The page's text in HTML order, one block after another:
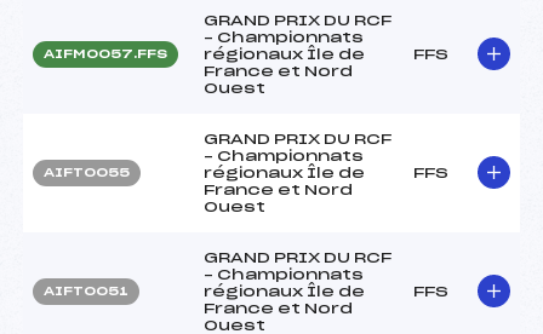
AIFM0057.FFS
GRAND PRIX DU RCF
– Championnats
régionaux Île de
France et Nord
Ouest
FFS
AIFT0055
GRAND PRIX DU RCF
– Championnats
régionaux Île de
France et Nord
Ouest
FFS
AIFT0051
GRAND PRIX DU RCF
– Championnats
régionaux Île de
France et Nord
Ouest
FFS